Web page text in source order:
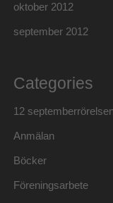
oktober 2012
september 2012
Categories
12
Anmälan
Böcker
Föreningsarbete